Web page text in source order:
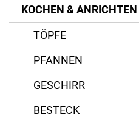
KOCHEN & ANRICHTEN
TÖPFE
PFANNEN
GESCHIRR
BESTECK
ZURÜCKSETZEN
ZURÜCKSETZEN